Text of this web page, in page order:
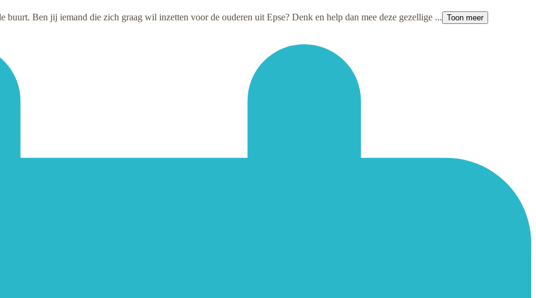
Ben jij iemand die zich graag wil in­zetten voor de ouderen uit Epse? Denk en help dan mee deze gezellige ... Toon meer